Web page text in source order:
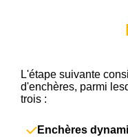
L'étape suivante
d'enchères, parmi
trois :
Enchères